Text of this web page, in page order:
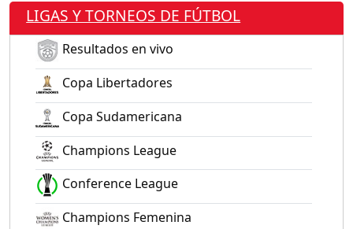
LIGAS Y TORNEOS DE FÚTBOL
Resultados en vivo
Copa Libertadores
Copa Sudamericana
Champions League
Conference League
Champions Femenina